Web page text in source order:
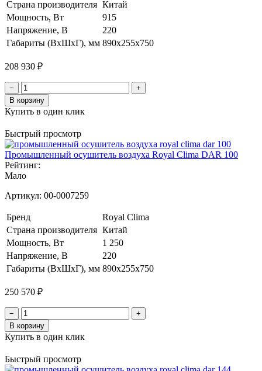
Страна производителя Китай
Мощность, Вт
915
Напряжение, В
220
Габариты (ВхШхГ), мм 890х255х750
208 930 ₽
−
+
В корзину
Купить в один клик
Быстрый просмотр
Промышленный осушитель воздуха Royal Clima DAR 100
Рейтинг:
Мало
Артикул: 00-0007259
Бренд
Royal Clima
Страна производителя Китай
Мощность, Вт
1 250
Напряжение, В
220
Габариты (ВхШхГ), мм 890х255х750
250 570 ₽
−
+
В корзину
Купить в один клик
Быстрый просмотр